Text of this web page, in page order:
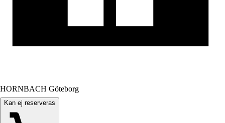
HORNBACH Göteborg
Kan ej reserveras